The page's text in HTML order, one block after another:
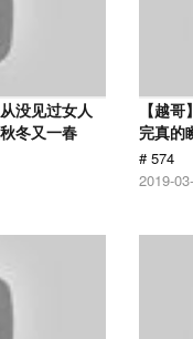
没见过女人
冬又一春
【越
完真的
# 574
2019-